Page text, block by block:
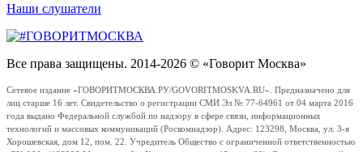
Наши слушатели
Все права защищены. 2014-2026 © «Говорит Москва»
Сетевое издание «ГОВОРИТМОСКВА.РУ/GOVORITMOSKVA.RU». Предназначено для
лиц старше 16 лет. Свидетельство о регистрации СМИ Эл № 77-64961 от 04 марта 2016
года выдано Федеральной службой по надзору в сфере связи, информационных
технологий и массовых коммуникаций (Роскомнадзор). Адрес: 123298, Москва, ул. 3-я
Хорошевская, дом 12, пом. 22. Учредитель Общество с ограниченной ответственностью